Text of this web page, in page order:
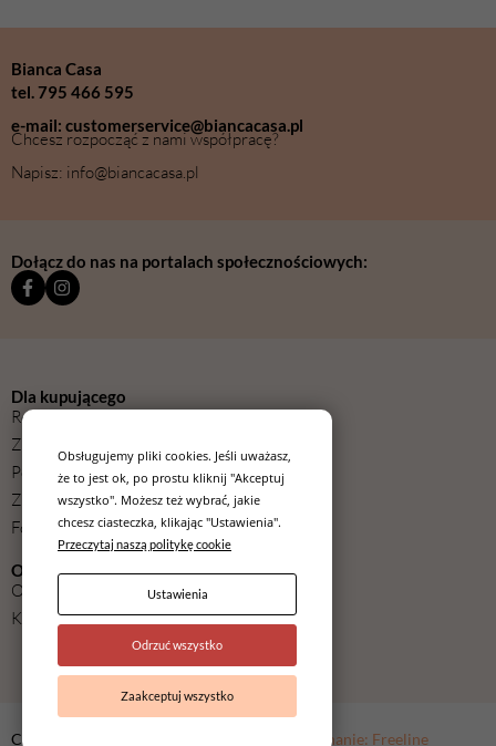
Bianca Casa
tel. 795 466 595
e-mail: customerservice@biancacasa.pl
Chcesz rozpocząć z nami współpracę?
Napisz: info@biancacasa.pl
Dołącz do nas na portalach społecznościowych:
Dla kupującego
Regulamin
Zwroty
Polityka prywatności
Zmień ustawienia cookies
Formularz odstąpienia od umowy
O nas
O nas
Kontakt
Copyright © Wykonanie: Freeline
Obsługujemy pliki cookies. Jeśli uważasz,
że to jest ok, po prostu kliknij "Akceptuj
wszystko". Możesz też wybrać, jakie
chcesz ciasteczka, klikając "Ustawienia".
Przeczytaj naszą politykę cookie
Ustawienia
Odrzuć wszystko
Zaakceptuj wszystko